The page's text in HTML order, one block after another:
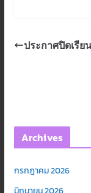
ประกาศปิดเรี
Archives
กรกฎาคม 2026